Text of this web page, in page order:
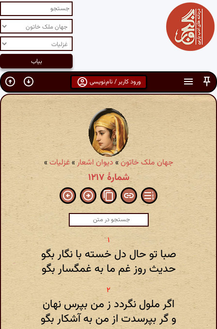
ورود کاربر / نام‌نویسی
جهان ملک خاتون»دیوان اشعار»غزلیات»
شمارهٔ ۱۲۱۷
صبا تو حال دل خسته با نگار بگو
حدیث روز غم ما به غمگسار بگو
اگر ملول نگردد ز من بپرس نهان
و گر بپرسدت از من به آشکار بگو